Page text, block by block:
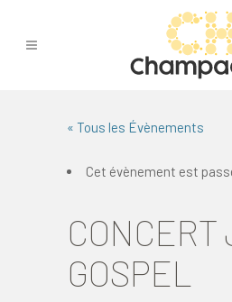
« Tous les Évènements
Cet évènement est
CONCERT
GOSPEL